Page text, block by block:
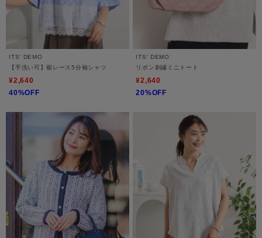
ITS' DEMO
【手洗い可】裾レース5分袖シャツ
¥2,640
40%OFF
ITS' DEMO
リボン刺繍ミニトート
¥2,640
20%OFF